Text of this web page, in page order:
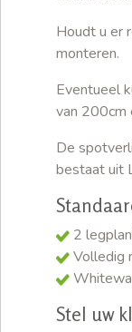
Houdt u er
monteren.
Eventueel
van 200cm
De
bestaat uit
2
Volledig
Stel uw